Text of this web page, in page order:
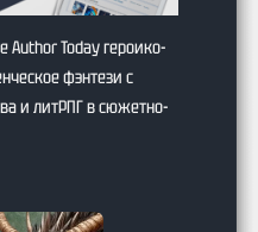
Today героико-
фэнтези с
и литРПГ в сюжетно-